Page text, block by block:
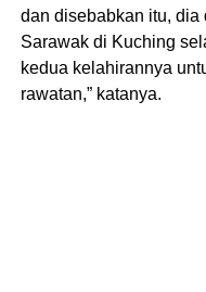
dan disebabkan itu,
Sarawak di Kuching
kedua kelahirannya
rawatan,” katanya.